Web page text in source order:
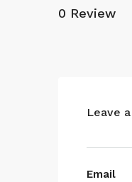
0 Review
Leave
Email